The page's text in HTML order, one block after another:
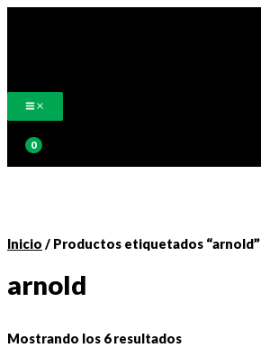
Inicio / Productos etiquetados “arnold”
arnold
Mostrando los 6 resultados